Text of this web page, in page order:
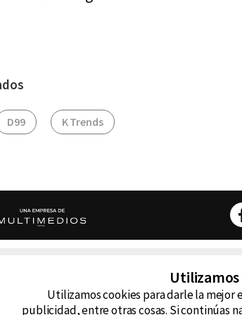
D99 K Trends
o magnético.
D99
Utilizamos
Utilizamos cookies para darle la mejor
publicidad, entre otras cosas. Si continúas